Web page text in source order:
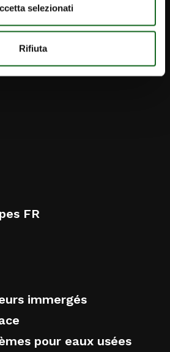
selezionati
Rifiuta
FR
immergés
pour eaux usées